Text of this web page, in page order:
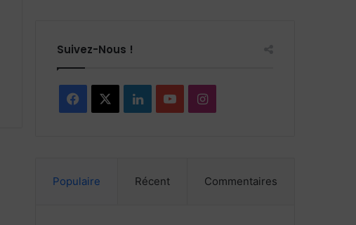
Suivez-Nous !
e
L
k
I
t
Populaire Récent Commentaires